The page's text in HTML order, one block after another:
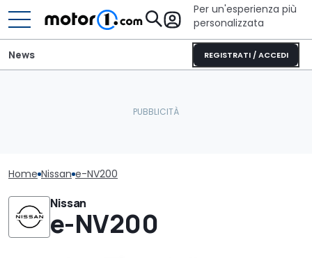
Per un'esperienza più
personalizzata
REGISTRATI / ACCEDI
News
Home Nissan e-NV200
Nissan
e-NV200